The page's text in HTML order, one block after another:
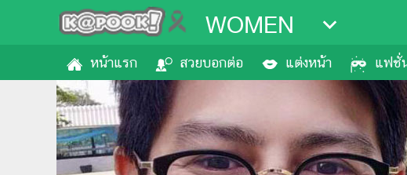
WOMEN
หน้าแรก สวยบอกต่อ แต่งหน้า แฟชั่